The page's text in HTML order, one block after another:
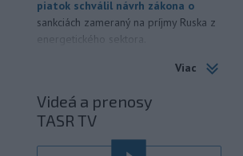
piatok schválil návrh zákona o
sankciách zameraný na príjmy Ruska z
energetického sektora.
Slovenská polícia prispela k
ktorý sa podarilo ukončiť
právoplatným odsúdením páchateľa v
Viac
Videá a prenosy
TASR TV